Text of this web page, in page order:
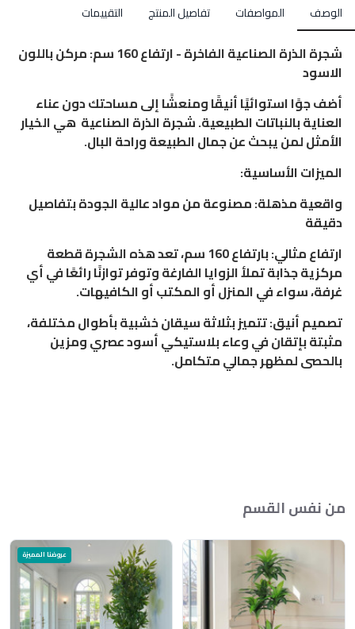
الوصف المواصفات تفاصيل المنتج التقييمات
شجرة الذرة الصناعية الفاخرة - ارتفاع 160 سم: مركن باللون
الاسود
أضف جوًا استوائيًا أنيقًا ومنعشًا إلى مساحتك دون عناء
العناية بالنباتات الطبيعية. شجرة الذرة الصناعية هي الخيار
الأمثل لمن يبحث عن جمال الطبيعة وراحة البال.
الميزات الأساسية:
واقعية مذهلة: مصنوعة من مواد عالية الجودة بتفاصيل
دقيقة
ارتفاع مثالي: بارتفاع 160 سم، تعد هذه الشجرة قطعة
مركزية جذابة تملأ الزوايا الفارغة وتوفر توازنًا رائعًا في أي
غرفة، سواء في المنزل أو المكتب أو الكافيهات.
تصميم أنيق: تتميز بثلاثة سيقان خشبية بأطوال مختلفة،
مثبتة بإتقان في وعاء بلاستيكي أسود عصري ومزين
بالحصى لمظهر جمالي متكامل.
من نفس القسم
عروضنا المميزة